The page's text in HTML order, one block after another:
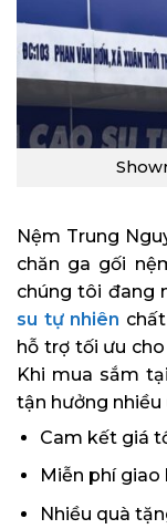
Nệm Trung
chăn ga gối
chúng tôi đang
su tự nhiên
hỗ trợ tối ưu
Khi mua sắm
tận hưởng nhiều
Cam kết giá
Miễn phí
Nhiều quà